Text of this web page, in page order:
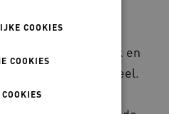
denken in oorzaak en
vooral instrumenteel.
van de
COOKIES
COOKIES